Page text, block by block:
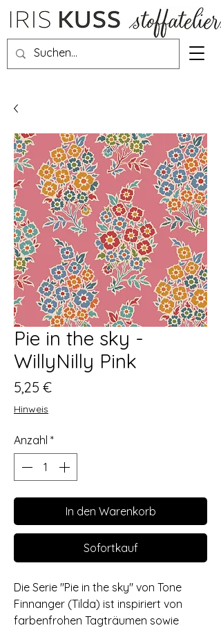
Pie in the sky -
WillyNilly Pink
5,25 €Preis
Hinweis
Anzahl *
In den Warenkorb
Sofortkauf
Die Serie "Pie in the sky" von Tone
Finnanger (Tilda) ist inspiriert von
farbenfrohen Tagträumen sowie